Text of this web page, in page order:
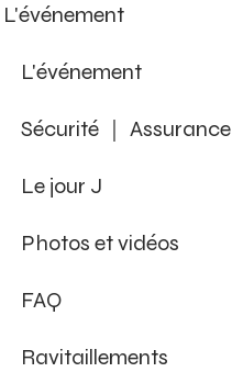
L'événement
L'événement
Sécurité ｜ Assurance
Le jour J
Photos et vidéos
FAQ
Ravitaillements